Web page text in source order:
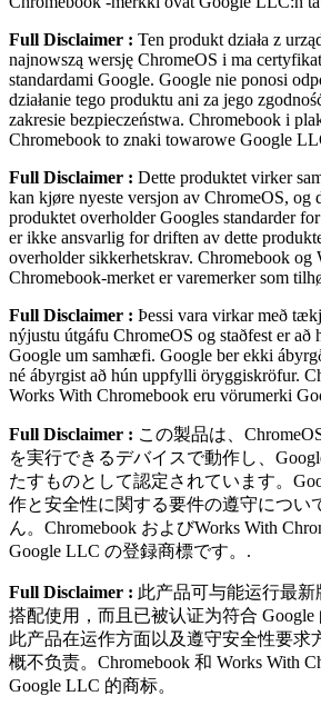
Full Disclaimer : Ten produkt działa z
najnowszą wersję ChromeOS i ma
standardami Google. Google nie ponosi
działanie tego produktu ani za jego
zakresie bezpieczeństwa. Chromebook i
Chromebook to znaki towarowe Google
Full Disclaimer : Dette produktet virker
kan kjøre nyeste versjon av ChromeOS, og
produktet overholder Googles standarder
er ikke ansvarlig for driften av dette
overholder sikkerhetskrav. Chromebook og
Chromebook-merket er varemerker som
Full Disclaimer : Þessi vara virkar með
nýjustu útgáfu ChromeOS og staðfest er
Google um samhæfi. Google ber ekki
né ábyrgist að hún uppfylli öryggiskröfur.
Works With Chromebook eru vörumerki
Full Disclaimer : この製品は、
を実⾏できるデバイスで動作し、
たすものとして認定されています。
作と安全性に関する要件の遵守につい
ん。Chromebook およびWorks With
Google LLC の登録商標です。.
Full Disclaimer : 此产品可与能运⾏最新
搭配使⽤，⽽且已被认证为符合
此产品在运作⽅⾯以及遵守安全性要求
概不负责。Chromebook 和 Works With
Google LLC 的商标。